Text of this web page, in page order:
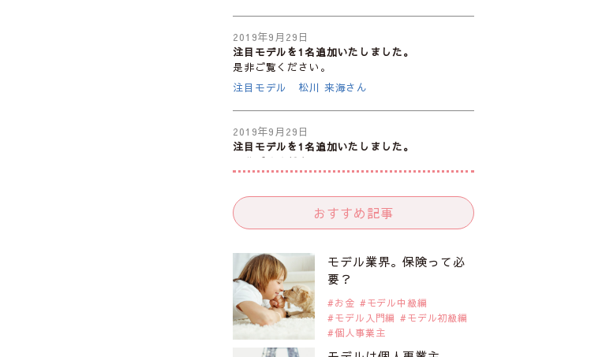
2019年9月29日
注目モデルを1名追加いたしました。
是非ご覧ください。
注目モデル 松川 来海さん
2019年9月29日
注目モデルを1名追加いたしました。
是非ご覧ください。
2019年9月29日
是非ご覧ください。
注目モデル 水原佑果さん
2019年9月29日
注目モデルを1名追加いたしました。
是非ご覧ください。
おすすめ記事
モデル業界。保険って必
要？
お金
モデル中級編
モデル入門編
モデル初級編
個人事業主